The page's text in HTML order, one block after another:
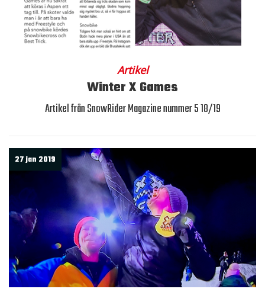
Artikel
Winter X Games
Artikel från SnowRider Magazine nummer 5 18/19
27 jan 2019